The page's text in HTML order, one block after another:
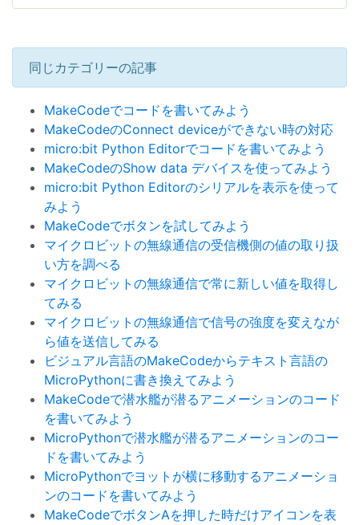
同じカテゴリーの記事
MakeCodeでコードを書いてみよう
MakeCodeのConnect deviceができない時の対応
micro:bit Python Editorでコードを書いてみよう
MakeCodeのShow data デバイスを使ってみよう
micro:bit Python Editorのシリアルを表示を使って
みよう
MakeCodeでボタンを試してみよう
マイクロビットの無線通信の受信機側の値の取り扱
い方を調べる
マイクロビットの無線通信で常に新しい値を取得し
てみる
マイクロビットの無線通信で信号の強度を変えなが
ら値を送信してみる
ビジュアル言語のMakeCodeからテキスト言語の
MicroPythonに書き換えてみよう
MakeCodeで潜水艦が潜るアニメーションのコード
を書いてみよう
MicroPythonで潜水艦が潜るアニメーションのコー
ドを書いてみよう
MicroPythonでヨットが横に移動するアニメーショ
ンのコードを書いてみよう
MakeCodeでボタンAを押した時だけアイコンを表